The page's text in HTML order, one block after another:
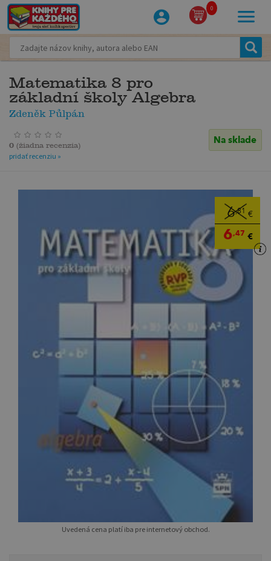
0
Matematika 8 pro
základní školy Algebra
Zdeněk Půlpán
Na sklade
0 (žiadna recenzia)
pridať recenziu »
6,81 €
6,47 €
Uvedená cena platí iba pre internetový obchod.